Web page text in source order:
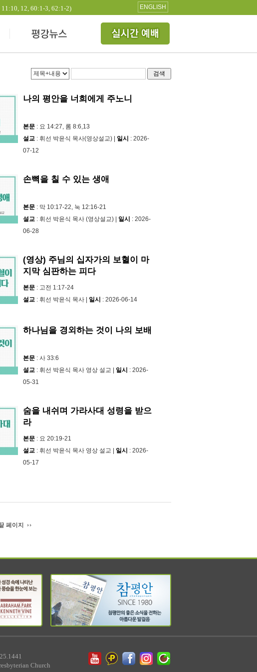
12, 60:1-3, 62:1-2) ENGLISH
검색
나의 평안을 너희에게 주노니
본문 : 요 14:27, 롬 8:6,13
설교 : 휘선 박윤식 목사(영상설교) | 일시 : 2026-
07-12
손뼉을 칠 수 있는 생애
본문 : 막 10:17-22, 눅 12:16-21
설교 : 휘선 박윤식 목사 (영상설교) | 일시 : 2026-
06-28
(영상) 주님의 십자가의 보혈이 마
지막 심판하는 피다
본문 : 고전 1:17-24
설교 : 휘선 박윤식 목사 | 일시 : 2026-06-14
하나님을 경외하는 것이 나의 보배
본문 : 사 33:6
설교 : 휘선 박윤식 목사 영상 설교 | 일시 : 2026-
05-31
숨을 내쉬며 가라사대 성령을 받으
라
본문 : 요 20:19-21
설교 : 휘선 박윤식 목사 영상 설교 | 일시 : 2026-
05-17
페이지
Church